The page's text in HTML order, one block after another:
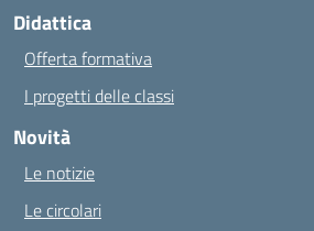
Didattica
Offerta formativa
I progetti delle classi
Novità
Le notizie
Le circolari